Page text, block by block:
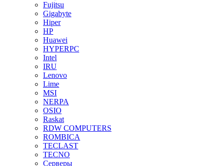
Fujitsu
Gigabyte
Hiper
HP
Huawei
HYPERPC
Intel
IRU
Lenovo
Lime
MSI
NERPA
OSIO
Raskat
RDW COMPUTERS
ROMBICA
TECLAST
TECNO
Серверы